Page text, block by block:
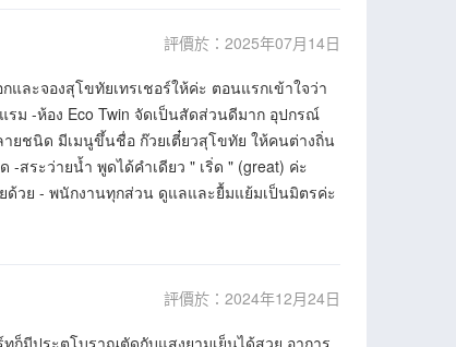
評價於：2025年07月14日
ละจองสุโขทัยเทรเชอร์ให้ค่ะ ตอนแรกเข้าใจว่า
รม -ห้อง Eco Twin จัดเป็นสัดส่วนดีมาก อุปกรณ์
ยชนิด มีเมนูขึ้นชื่อ ก๊วยเตี๋ยวสุโขทัย ให้คนต่างถิ่น
สระว่ายน้ำ พูดได้คำเดียว " เริ่ด " (great) ค่ะ
ด้วย - พนักงานทุกส่วน ดูแลและยื้มแย้มเป็นมิตรค่ะ
評價於：2024年12月24日
ก็มีประตูโบราณตัดกับแสงยามเย็นได้สวย อาการ